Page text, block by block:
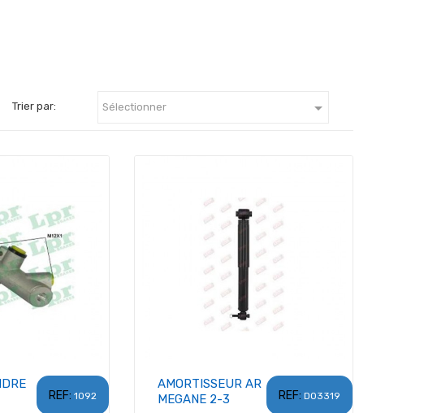
Trier par: Sélectionner 
REF: 1092 REF: D03319
AMORTISSEUR AR
MEGANE 2-3